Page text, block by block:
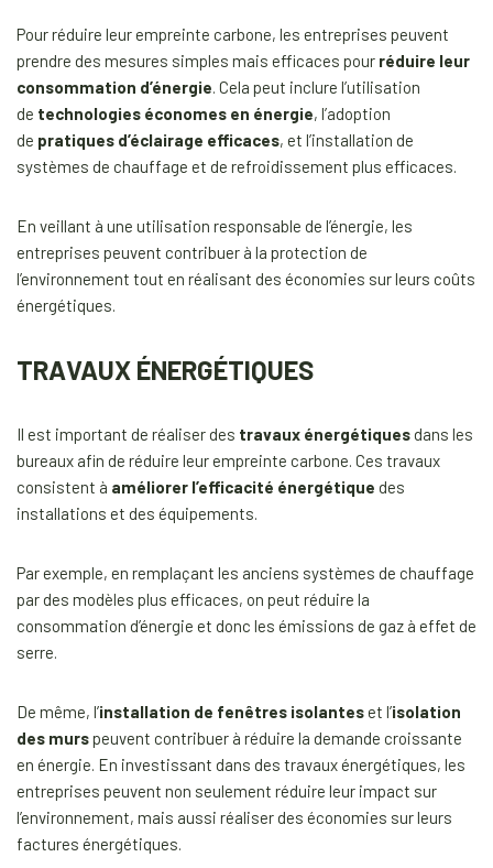
Pour réduire leur empreinte carbone, les entreprises peuvent
prendre des mesures simples mais efficaces pour réduire leur
consommation d’énergie. Cela peut inclure l’utilisation
de technologies économes en énergie, l’adoption
de pratiques d’éclairage efficaces, et l’installation de
systèmes de chauffage et de refroidissement plus efficaces.
En veillant à une utilisation responsable de l’énergie, les
entreprises peuvent contribuer à la protection de
l’environnement tout en réalisant des économies sur leurs coûts
énergétiques.
TRAVAUX ÉNERGÉTIQUES
Il est important de réaliser des travaux énergétiques dans les
bureaux afin de réduire leur empreinte carbone. Ces travaux
consistent à améliorer l’efficacité énergétique des
installations et des équipements.
Par exemple, en remplaçant les anciens systèmes de chauffage
par des modèles plus efficaces, on peut réduire la
consommation d’énergie et donc les émissions de gaz à effet de
serre.
De même, l’installation de fenêtres isolanteset l’isolation
des murspeuvent contribuer à réduire la demande croissante
en énergie. En investissant dans des travaux énergétiques, les
entreprises peuvent non seulement réduire leur impact sur
l’environnement, mais aussi réaliser des économies sur leurs
factures énergétiques.